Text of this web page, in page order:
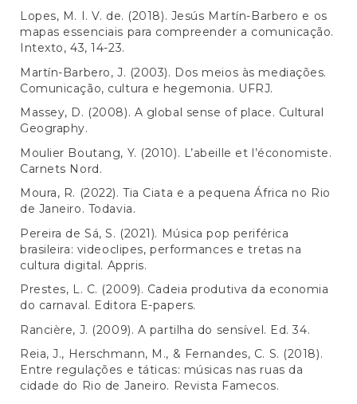
Lopes, M. I. V. de. (2018). Jesús Martín-Barbero e os
mapas essenciais para compreender a comunicação.
Intexto, 43, 14-23.
Martín-Barbero, J. (2003). Dos meios às mediações.
Comunicação, cultura e hegemonia. UFRJ.
Massey, D. (2008). A global sense of place. Cultural
Geography.
Moulier Boutang, Y. (2010). L’abeille et l’économiste.
Carnets Nord.
Moura, R. (2022). Tia Ciata e a pequena África no Rio
de Janeiro. Todavia.
Pereira de Sá, S. (2021). Música pop periférica
brasileira: videoclipes, performances e tretas na
cultura digital. Appris.
Prestes, L. C. (2009). Cadeia produtiva da economia
do carnaval. Editora E-papers.
Rancière, J. (2009). A partilha do sensível. Ed. 34.
Reia, J., Herschmann, M., & Fernandes, C. S. (2018).
Entre regulações e táticas: músicas nas ruas da
cidade do Rio de Janeiro. Revista Famecos.